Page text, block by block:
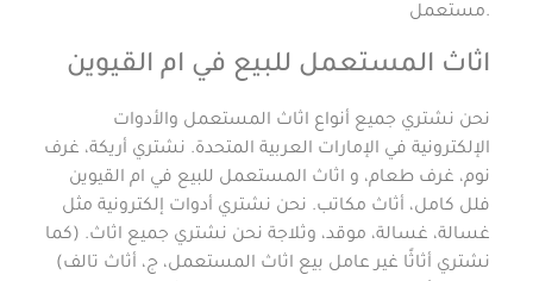
مستعمل.
اثاث المستعمل للبيع في ام القيوين
نحن نشتري جميع أنواع اثاث المستعمل والأدوات
الإلكترونية في الإمارات العربية المتحدة. نشتري أريكة، غرف
نوم، غرف طعام، و اثاث المستعمل للبيع في ام القيوين
فلل كامل، أثاث مكاتب. نحن نشتري أدوات إلكترونية مثل
غسالة، غسالة، موقد، وثلاجة نحن نشتري جميع اثاث. (كما
نشتري أثاثًا غير عامل بيع اثاث المستعمل، ج، أثاث تالف)